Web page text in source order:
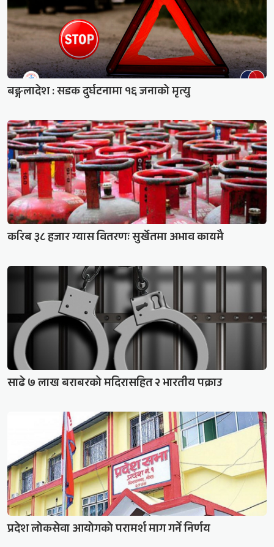
बङ्गलादेश : सडक दुर्घटनामा १६ जनाको मृत्यु
करिब ३८ हजार ग्यास वितरणः सुर्खेतमा अभाव कायमै
साढे ७ लाख बराबरको मदिरासहित २ भारतीय पक्राउ
प्रदेश लोकसेवा आयोगको परामर्श माग गर्ने निर्णय